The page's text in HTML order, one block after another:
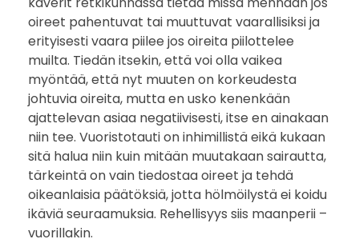
oireet pahentuvat tai muuttuvat vaarallisiksi ja
erityisesti vaara piilee jos oireita piilottelee
muilta. Tiedän itsekin, että voi olla vaikea
myöntää, että nyt muuten on korkeudesta
johtuvia oireita, mutta en usko kenenkään
ajattelevan asiaa negatiivisesti, itse en ainakaan
niin tee. Vuoristotauti on inhimillistä eikä kukaan
sitä halua niin kuin mitään muutakaan sairautta,
tärkeintä on vain tiedostaa oireet ja tehdä
oikeanlaisia päätöksiä, jotta hölmöilystä ei koidu
ikäviä seuraamuksia. Rehellisyys siis maanperii –
vuorillakin.